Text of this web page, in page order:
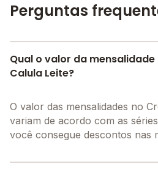
Perguntas
Qual o valor da mensalidade
Calula Leite?
O valor das mensalidades no
variam de acordo com as
você consegue descontos nas